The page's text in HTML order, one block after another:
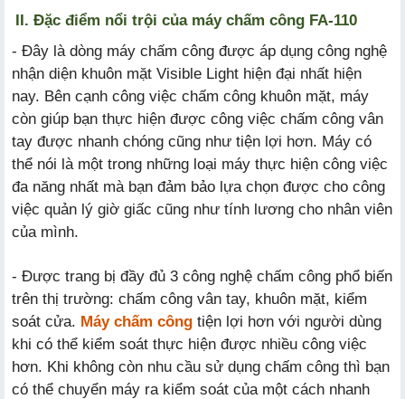
II. Đặc điểm nổi trội của máy chấm công FA-110
- Đây là dòng máy chấm công được áp dụng công nghệ
nhận diện khuôn mặt Visible Light hiện đại nhất hiện
nay. Bên cạnh công việc chấm công khuôn mặt, máy
còn giúp bạn thực hiện được công việc chấm công vân
tay được nhanh chóng cũng như tiện lợi hơn. Máy có
thể nói là một trong những loại máy thực hiện công việc
đa năng nhất mà bạn đảm bảo lựa chọn được cho công
việc quản lý giờ giấc cũng như tính lương cho nhân viên
của mình.
- Được trang bị đầy đủ 3 công nghệ chấm công phổ biến
trên thị trường: chấm công vân tay, khuôn mặt, kiểm
soát cửa. Máy chấm công tiện lợi hơn với người dùng
khi có thể kiểm soát thực hiện được nhiều công việc
hơn. Khi không còn nhu cầu sử dụng chấm công thì bạn
có thể chuyển máy ra kiểm soát của một cách nhanh